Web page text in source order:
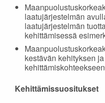
laatujärjestelmän
laatujärjestelmän
kehittämisessä
kestävän kehityksen
Kehittämissuositukset